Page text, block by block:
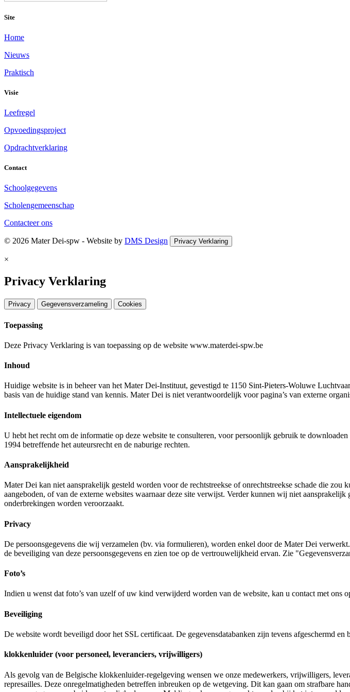
Site
Home
Nieuws
Praktisch
Visie
Leefregel
Opvoedingsproject
Opdrachtverklaring
Contact
Schoolgegevens
Scholengemeenschap
Contacteer ons
© 2026 Mater Dei-spw - Website by DMS Design Privacy Verklaring
×
Privacy Verklaring
Privacy Gegevensverzameling Cookies
Toepassing
Deze Privacy Verklaring is van toepassing op de website www.materdei-spw.be
Inhoud
Huidige website is in beheer van het Mater Dei-Instituut, gevestigd te 1150 Sint-Pieters-Woluwe
basis van de huidige stand van kennis. Mater Dei is niet verantwoordelijk voor pagina’s van externe
Intellectuele eigendom
U hebt het recht om de informatie op deze website te consulteren, voor persoonlijk gebruik te
1994 betreffende het auteursrecht en de naburige rechten.
Aansprakelijkheid
Mater Dei kan niet aansprakelijk gesteld worden voor de rechtstreekse of onrechtstreekse schade die
aangeboden, of van de externe websites waarnaar deze site verwijst. Verder kunnen wij niet
onderbrekingen worden veroorzaakt.
Privacy
De persoonsgegevens die wij verzamelen (bv. via formulieren), worden enkel door de Mater Dei
de beveiliging van deze persoonsgegevens en zien toe op de vertrouwelijkheid ervan. Zie
Foto’s
Indien u wenst dat foto’s van uzelf of uw kind verwijderd worden van de website, kan u contact met ons
Beveiliging
De website wordt beveiligd door het SSL certificaat. De gegevensdatabanken zijn tevens afgeschermd en
klokkenluider (voor personeel, leveranciers, vrijwilligers)
Als gevolg van de Belgische klokkenluider-regelgeving wensen we onze medewerkers, vrijwilligers,
represailles. Deze onregelmatigheden betreffen inbreuken op de wetgeving. Dit kan gaan om strafbare